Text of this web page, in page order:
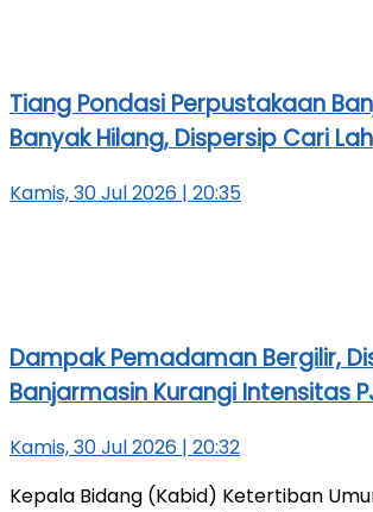
Tiang Pondasi Perpustakaan
Banyak Hilang, Dispersip Cari
Kamis, 30 Jul 2026 | 20:35
Dampak Pemadaman Bergilir,
Banjarmasin Kurangi Intensitas
Kamis, 30 Jul 2026 | 20:32
Kepala Bidang (Kabid) Ketertiban